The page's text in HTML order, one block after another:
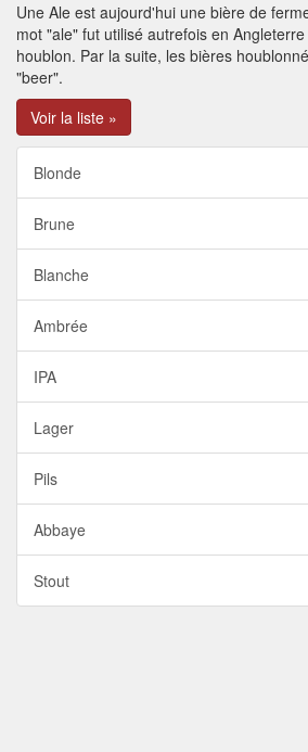
Une Ale est aujourd'hui une bière de
mot "ale" fut utilisé autrefois en
houblon. Par la suite, les bières
"beer".
Voir la liste »
Blonde
Brune
Blanche
Ambrée
IPA
Lager
Pils
Abbaye
Stout